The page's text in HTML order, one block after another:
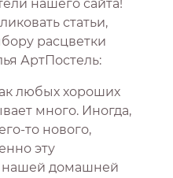
нашего сайта!
статьи,
расцветки
АртПостель:
любых хороших
много. Иногда,
то нового,
эту
нашей домашней